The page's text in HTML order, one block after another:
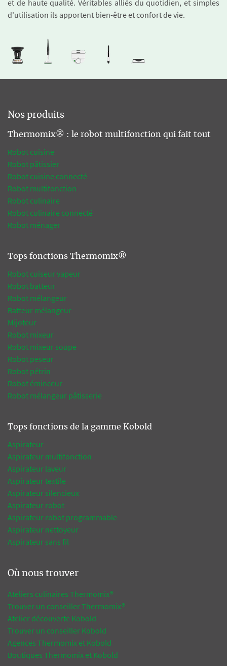
et de haute qualité. Véritables alliés du quotidien, et simples
d'utilisation ils apportent bien-être et confort de vie.
Nos produits
Thermomix® : le robot multifonction qui fait tout
Robot cuisine
Robot pâtissier
Robot cuisine connecté
Robot multifonction
Robot culinaire
Robot culinaire connecté
Robot ménager
Tops fonctions Thermomix®
Robot cuiseur vapeur
Robot batteur
Robot mélangeur
Batteur mélangeur
Mijoteur
Robot mixeur
Robot mixeur soupe
Robot peseur
Robot pétrin
Robot éminceur
Robot mélangeur pâtisserie
Tops fonctions de la gamme Kobold
Aspirateur
Aspirateur multifonction
Aspirateur laveur
Aspirateur textile
Aspirateur silencieux
Aspirateur robot
Aspirateur robot programmable
Aspirateur nettoyeur
Aspirateur sans fil
Où nous trouver
Ateliers culinaires Thermomix®
Trouver un conseiller Thermomix®
Atelier découverte Kobold
Trouver un conseiller Kobold
Agences Thermomix et Kobold
Boutiques Thermomix et Kobold